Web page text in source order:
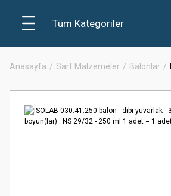
Tüm Kategoriler
Anasayfa Sarf Malzemeler Balonlar